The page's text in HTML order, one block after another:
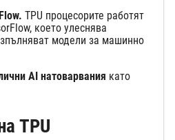
TPU процесорите работят
което улеснява
модели за машинно
AI натоварвания като
TPU